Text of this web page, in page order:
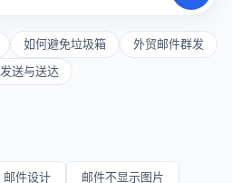
如何避免垃圾箱
外贸邮件群发
发送与送达
邮件设计 邮件不显示图片